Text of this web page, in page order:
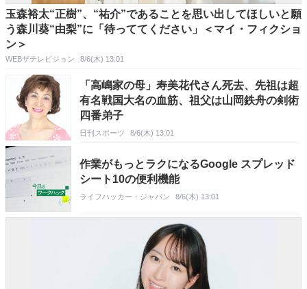
玉森裕太“正樹”、“祐介”であることを思い出してほしいと願
う森川葵“由梨”に「待っててください」＜マイ・フィクショ
ン＞
WEBザテレビジョン 8/6(木) 13:01
「高嶋家の母」寿美花代さん死去、先祖は超
有名戦国大名の血筋、祖父は山岡鉄舟の剣術
四番弟子
日刊スポーツ 8/6(木) 13:01
作業がもっとラクになるGoogle スプレッド
シート10の便利機能
ライフハッカー・ジャパン 8/6(木) 13:01